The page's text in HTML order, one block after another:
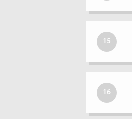
15
16